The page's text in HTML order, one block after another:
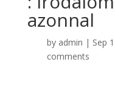
azonnal
by admin | Sep
comments